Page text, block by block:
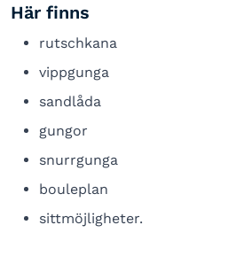
Här finns
rutschkana
vippgunga
sandlåda
gungor
snurrgunga
bouleplan
sittmöjligheter.